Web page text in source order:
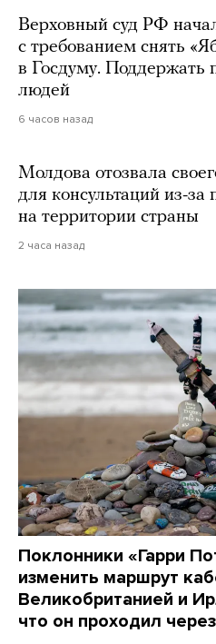
Верховный суд РФ
с требованием снять
в Госдуму. Поддержать
людей
6 часов назад
Молдова отозвала
для консультаций из-за
на территории страны
2 часа назад
Поклонники «Гарри
изменить маршрут
Великобританией и
что он проходил